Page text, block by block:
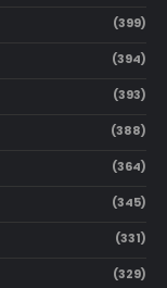
(399)
(394)
(393)
(388)
(364)
(345)
(331)
(329)